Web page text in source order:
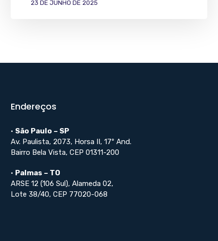
23 DE JUNHO DE 2025
Endereços
• São Paulo – SP
Av. Paulista, 2073, Horsa II, 17º And.
Bairro Bela Vista, CEP 01311-200
• Palmas – TO
ARSE 12 (106 Sul), Alameda 02,
Lote 38/40, CEP 77020-068